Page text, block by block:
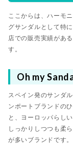
ここからは、ハーモ
グサンダルとして特
店での販売実績があ
す。
Oh my
スペイン発のサンダ
ンポートブランドの
と、ヨーロッパらし
しっかりしつつも柔
が多いブランドです